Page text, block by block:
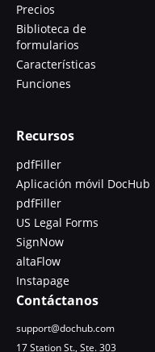
Precios
Biblioteca de
formularios
Características
Funciones
Recursos
pdfFiller
Aplicación móvil DocHub
pdfFiller
US Legal Forms
SignNow
altaFlow
Instapage
Contáctanos
support@dochub.com
17 Station St., Ste. 303